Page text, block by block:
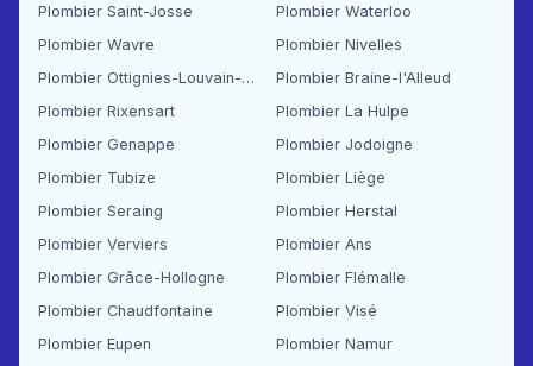
Plombier Saint-Josse
Plombier Waterloo
Plombier Wavre
Plombier Nivelles
Plombier Ottignies-Louvain-la-Neuve
Plombier Braine-l'Alleud
Plombier Rixensart
Plombier La Hulpe
Plombier Genappe
Plombier Jodoigne
Plombier Tubize
Plombier Liège
Plombier Seraing
Plombier Herstal
Plombier Verviers
Plombier Ans
Plombier Grâce-Hollogne
Plombier Flémalle
Plombier Chaudfontaine
Plombier Visé
Plombier Eupen
Plombier Namur